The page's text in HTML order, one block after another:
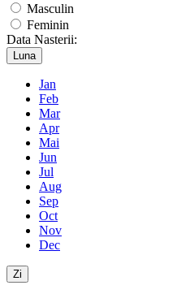
Masculin
Feminin
Data Nasterii:
Luna
Jan
Feb
Mar
Apr
Mai
Jun
Jul
Aug
Sep
Oct
Nov
Dec
Zi